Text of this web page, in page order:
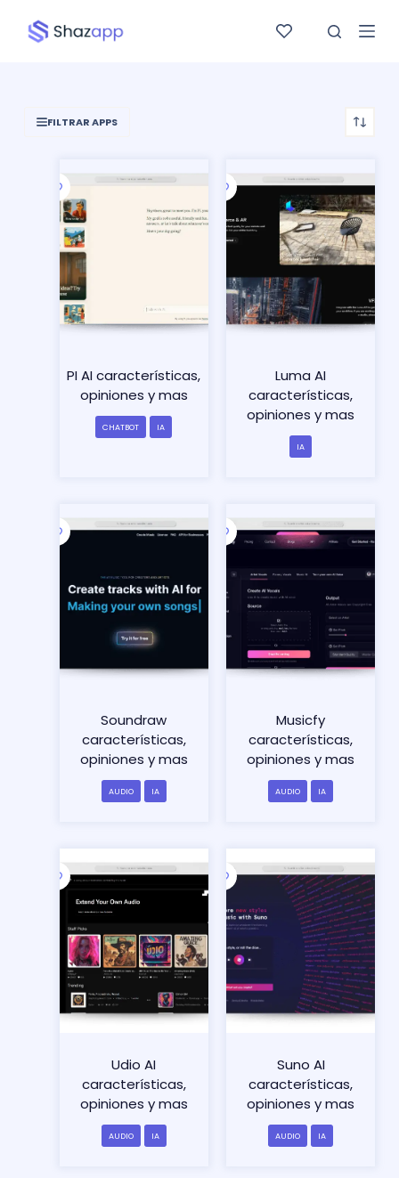
FILTRAR APPS
PI AI características,
opiniones y mas
CHATBOT IA
Luma AI
características,
opiniones y mas
IA
Soundraw
características,
opiniones y mas
AUDIO IA
Musicfy
características,
opiniones y mas
AUDIO IA
Udio AI
características,
opiniones y mas
AUDIO IA
Suno AI
características,
opiniones y mas
AUDIO IA